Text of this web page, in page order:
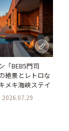
「BEB5門司
絶景とレトロな
メキ海峡ステイ
2026.07.29